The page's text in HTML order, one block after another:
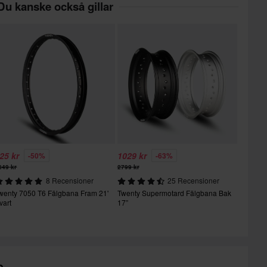
kanske också gillar
kr -50%
kr
8 Recensioner
7050 T6 Fälgbana Fram 21'
1029 kr -63%
2799 kr
25 Recensioner
Twenty Supermotard Fälgbana Bak
17”